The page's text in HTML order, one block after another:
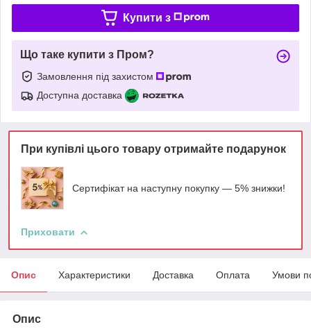
Купити з
Що таке купити з Пром?
Замовлення під захистом
Доступна доставка
При купівлі цього товару отримайте подарунок
Сертифікат на наступну покупку — 5% знижки!
Приховати
Опис Характеристики Доставка Оплата Умови
Опис